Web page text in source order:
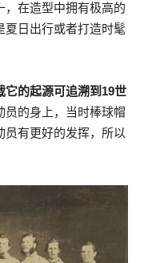
，在造型中拥有极高的
夏日出行或者打造时髦
它的起源可追溯到19世
员的身上，当时棒球帽
有更好的发挥，所以